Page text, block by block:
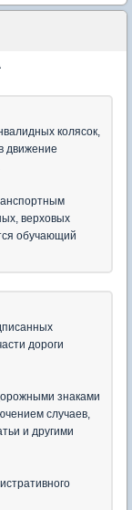
колясок,
движение
верховых
обучающий
дороги
знаками
случаев,
и другими